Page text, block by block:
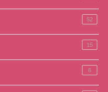
52
15
6